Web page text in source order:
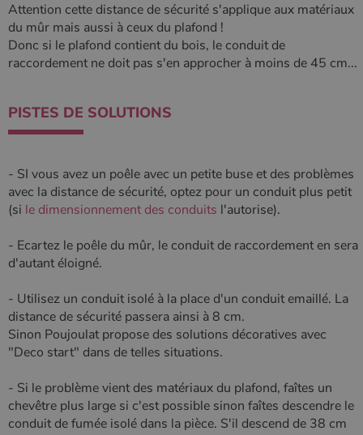
Attention cette distance de sécurité s'applique aux matériaux
du mûr mais aussi à ceux du plafond !
Donc si le plafond contient du bois, le conduit de
raccordement ne doit pas s'en approcher à moins de 45 cm...
PISTES DE SOLUTIONS
- SI vous avez un poêle avec un petite buse et des problèmes
avec la distance de sécurité, optez pour un conduit plus petit
(si le dimensionnement des conduits l'autorise).
- Ecartez le poêle du mûr, le conduit de raccordement en sera
d'autant éloigné.
- Utilisez un conduit isolé à la place d'un conduit emaillé. La
distance de sécurité passera ainsi à 8 cm.
Sinon Poujoulat propose des solutions décoratives avec
"Deco start" dans de telles situations.
- Si le problème vient des matériaux du plafond, faîtes un
chevêtre plus large si c'est possible sinon faîtes descendre le
conduit de fumée isolé dans la pièce. S'il descend de 38 cm